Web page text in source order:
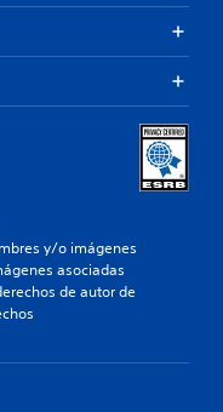
y/o imágenes
asociadas
de autor de